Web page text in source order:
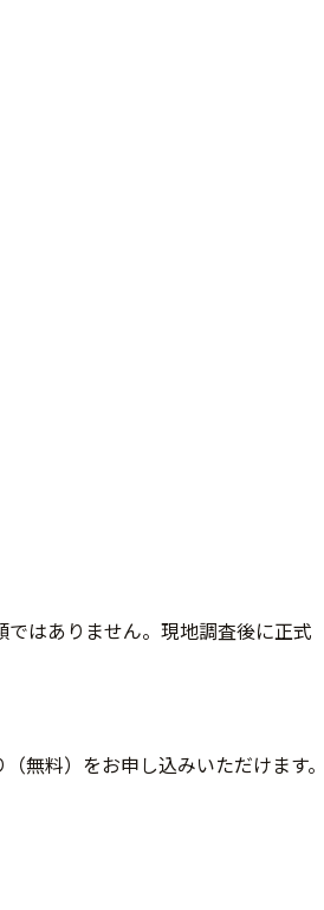
はありません。現地調査後に正式
無料）をお申し込みいただけます。